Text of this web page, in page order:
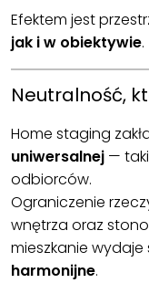
Efektem jest
jak i w obiektywie.
Neutralność,
Home staging
uniwersalnej —
odbiorców.
Ograniczenie
wnętrza oraz
mieszkanie wydaje
harmonijne.